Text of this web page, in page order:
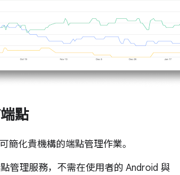
點
簡化貴機構的端點管理作業。
管理服務，不需在使用者的 Android 與